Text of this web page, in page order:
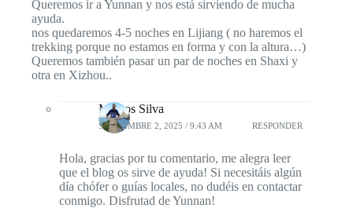
Queremos ir a Yunnan y nos está sirviendo de mucha
ayuda.
nos quedaremos 4-5 noches en Lijiang ( no haremos el
trekking porque no estamos en forma y con la altura…)
Queremos también pasar un par de noches en Shaxi y
otra en Xizhou..
Marcos Silva
SEPTIEMBRE 2, 2025 / 9:43 AM RESPONDER
Hola, gracias por tu comentario, me alegra leer
que el blog os sirve de ayuda! Si necesitáis algún
día chófer o guías locales, no dudéis en contactar
conmigo. Disfrutad de Yunnan!